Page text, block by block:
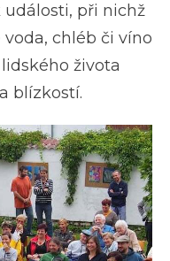
události, při nichž
chléb či víno
života
blízkostí.